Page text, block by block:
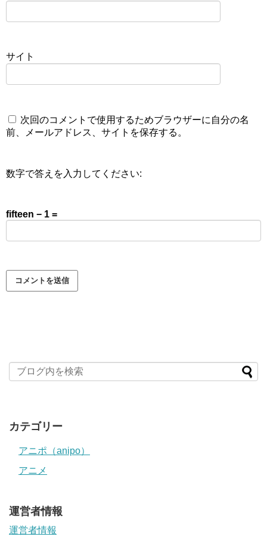
サイト
次回のコメントで使用するためブラウザーに自分の名
前、メールアドレス、サイトを保存する。
数字で答えを入力してください:
fifteen − 1 =
カテゴリー
アニポ（anipo）
アニメ
運営者情報
運営者情報